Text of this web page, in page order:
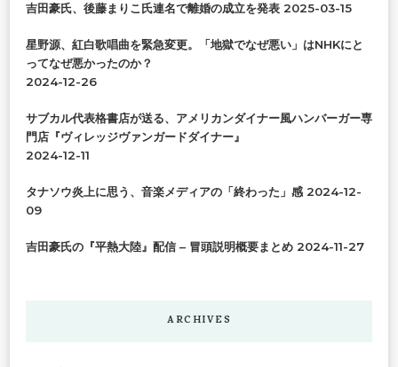
吉田豪氏、後藤まりこ氏連名で離婚の成立を発表 2025-03-15
星野源、紅白歌唱曲を緊急変更。「地獄でなぜ悪い」はNHKにと
ってなぜ悪かったのか？
2024-12-26
サブカル代表格書店が送る、アメリカンダイナー風ハンバーガー専
門店『ヴィレッジヴァンガードダイナー』
2024-12-11
タナソウ炎上に思う、音楽メディアの「終わった」感 2024-12-
09
吉田豪氏の『平熱大陸』配信 – 冒頭説明概要まとめ 2024-11-27
ARCHIVES